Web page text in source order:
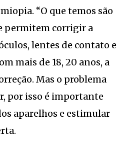
“O que temos são
permitem corrigir a
lentes de contato e
mais de 18, 20 anos, a
Mas o problema
por isso é importante
aparelhos e estimular